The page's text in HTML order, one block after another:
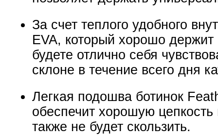
За счет теплого удобного
EVA, который хорошо держит
будете отлично себя
склоне в течение всего дня
Легкая подошва ботинок
обеспечит хорошую цепкость
также не будет скользить.